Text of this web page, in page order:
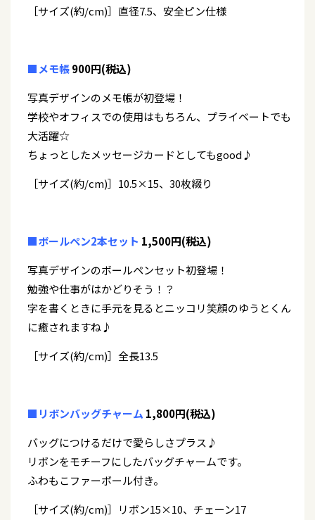
［サイズ(約/cm)］直径7.5、安全ピン仕様
■メモ帳900円(税込)
写真デザインのメモ帳が初登場！
学校やオフィスでの使用はもちろん、プライベートでも
大活躍☆
ちょっとしたメッセージカードとしてもgood♪
［サイズ(約/cm)］10.5×15、30枚綴り
■ボールペン2本セット 1,500円(税込)
写真デザインのボールペンセット初登場！
勉強や仕事がはかどりそう！？
字を書くときに手元を見るとニッコリ笑顔のゆうとくん
に癒されますね♪
［サイズ(約/cm)］全長13.5
■リボンバッグチャーム 1,800円(税込)
バッグにつけるだけで愛らしさプラス♪
リボンをモチーフにしたバッグチャームです。
ふわもこファーボール付き。
［サイズ(約/cm)］リボン15×10、チェーン17